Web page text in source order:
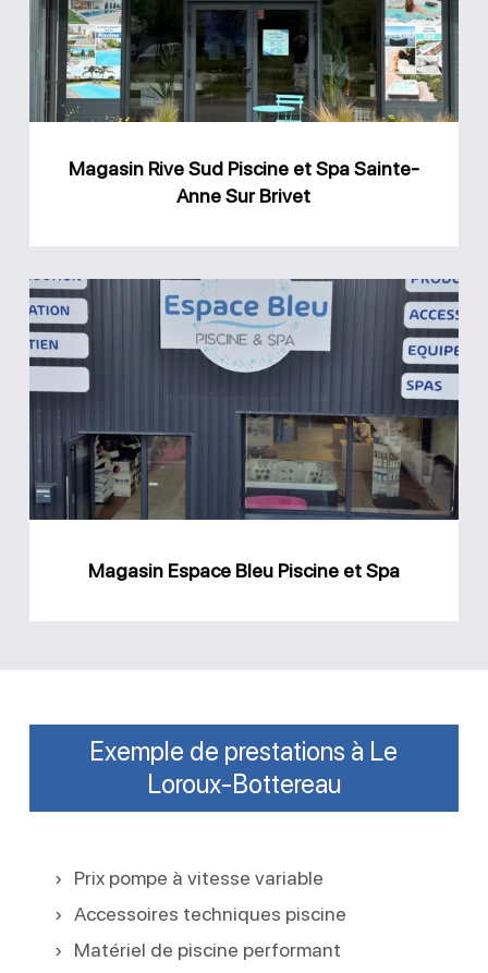
Piscine
et
Spa
Sainte-
Sur
Magasin Rive Sud Piscine et Spa Sainte-
Anne Sur Brivet
Magasin
Espace
Bleu
Piscine
et
Spa
Magasin Espace Bleu Piscine et Spa
Exemple de prestations à Le
Loroux-Bottereau
Prix pompe à vitesse variable
Accessoires techniques piscine
Matériel de piscine performant